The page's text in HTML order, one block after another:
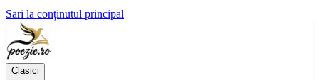
Sari la conținutul principal
Clasici